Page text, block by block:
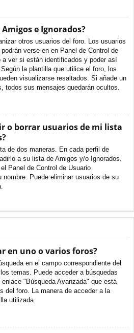
e Ignorados?
otros usuarios del foro. Los usuarios
verse en en Panel de Control de
a ver si están identificados y poder así
la plantilla que utilice el foro, los
visualizarse resaltados. Si añade un
todos sus mensajes quedarán ocultos.
o borrar usuarios de mi lista
de dos maneras. En cada perfil de
a su lista de Amigos y/o Ignorados.
Panel de Control de Usuario
nombre. Puede eliminar usuarios de su
en uno o varios foros?
en el campo correspondiente del
temas. Puede acceder a búsquedas
"Búsqueda Avanzada" que está
del foro. La manera de acceder a la
utilizada.